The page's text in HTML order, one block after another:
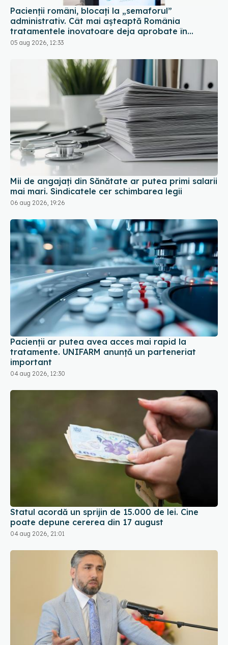
Pacienții români, blocați la „semaforul”
administrativ. Cât mai așteaptă România
tratamentele inovatoare deja aprobate în
Europa
05 aug 2026, 12:33
Mii de angajați din Sănătate ar putea primi salarii
mai mari. Sindicatele cer schimbarea legii
06 aug 2026, 19:26
Pacienții ar putea avea acces mai rapid la
tratamente. UNIFARM anunță un parteneriat
important
04 aug 2026, 12:30
Statul acordă un sprijin de 15.000 de lei. Cine
poate depune cererea din 17 august
04 aug 2026, 21:01